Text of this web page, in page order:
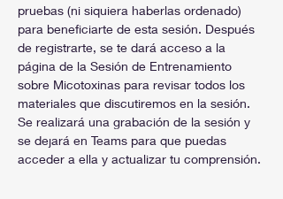
pruebas (ni siquiera haberlas ordenado)
para beneficiarte de esta sesión. Después
de registrarte, se te dará acceso a la
página de la Sesión de Entrenamiento
sobre Micotoxinas para revisar todos los
materiales que discutiremos en la sesión.
Se realizará una grabación de la sesión y
se dejará en Teams para que puedas
acceder a ella y actualizar tu comprensión.